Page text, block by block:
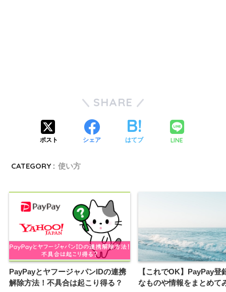
SHARE
ポスト シェア はてブ LINE
CATEGORY : 使い方
PayPayとヤフージャパンIDの連携
解除方法！不具合は起こり得る？
【これでOK】PayPay登
なものや情報をまとめて